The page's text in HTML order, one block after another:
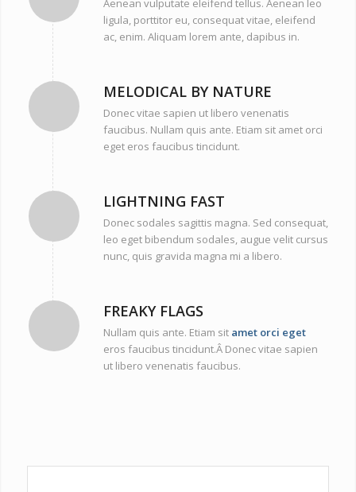
Aenean vulputate eleifend tellus. Aenean leo
ligula, porttitor eu, consequat vitae, eleifend
ac, enim. Aliquam lorem ante, dapibus in.
MELODICAL BY NATURE
Donec vitae sapien ut libero venenatis
faucibus. Nullam quis ante. Etiam sit amet orci
eget eros faucibus tincidunt.
LIGHTNING FAST
Donec sodales sagittis magna. Sed consequat,
leo eget bibendum sodales, augue velit cursus
nunc, quis gravida magna mi a libero.
FREAKY FLAGS
Nullam quis ante. Etiam sit amet orci eget
eros faucibus tincidunt.Â Donec vitae sapien
ut libero venenatis faucibus.